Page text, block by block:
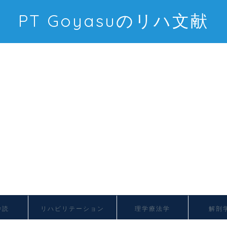
PT Goyasuのリハ文献
読 リハビリテーション 理学療法学 解剖